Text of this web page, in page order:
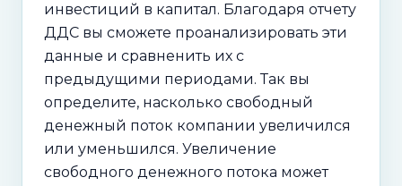
инвестиций в капитал. Благодаря отчету
ДДС вы сможете проанализировать эти
данные и сравненить их с
предыдущими периодами. Так вы
определите, насколько свободный
денежный поток компании увеличился
или уменьшился. Увеличение
свободного денежного потока может